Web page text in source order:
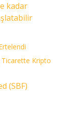
kadar
Ticarette Kripto
(SBF)